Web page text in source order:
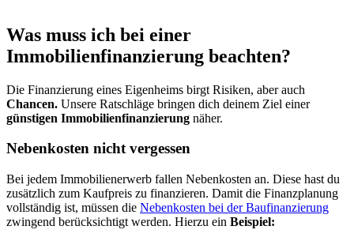
Was muss ich bei einer
Immobilienfinanzierung beachten?
Die Finanzierung eines Eigenheims birgt Risiken, aber auch
Chancen. Unsere Ratschläge bringen dich deinem Ziel einer
günstigen Immobilienfinanzierung näher.
Nebenkosten nicht vergessen
Bei jedem Immobilienerwerb fallen Nebenkosten an. Diese hast du
zusätzlich zum Kaufpreis zu finanzieren. Damit die Finanzplanung
vollständig ist, müssen die Nebenkosten bei der Baufinanzierung
zwingend berücksichtigt werden. Hierzu ein Beispiel: